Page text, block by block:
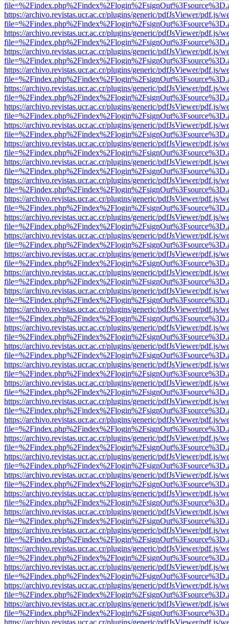
https://archivo.revistas.ucr.ac.cr/plugins/generic/pdfJsViewer/pdf.js/
https://archivo.revistas.ucr.ac.cr/plugins/generic/pdfJsViewer/pdf.js/
https://archivo.revistas.ucr.ac.cr/plugins/generic/pdfJsViewer/pdf.js/
https://archivo.revistas.ucr.ac.cr/plugins/generic/pdfJsViewer/pdf.js/
https://archivo.revistas.ucr.ac.cr/plugins/generic/pdfJsViewer/pdf.js/
https://archivo.revistas.ucr.ac.cr/plugins/generic/pdfJsViewer/pdf.js/
https://archivo.revistas.ucr.ac.cr/plugins/generic/pdfJsViewer/pdf.js/
https://archivo.revistas.ucr.ac.cr/plugins/generic/pdfJsViewer/pdf.js/
https://archivo.revistas.ucr.ac.cr/plugins/generic/pdfJsViewer/pdf.js/
https://archivo.revistas.ucr.ac.cr/plugins/generic/pdfJsViewer/pdf.js/
https://archivo.revistas.ucr.ac.cr/plugins/generic/pdfJsViewer/pdf.js/
https://archivo.revistas.ucr.ac.cr/plugins/generic/pdfJsViewer/pdf.js/
https://archivo.revistas.ucr.ac.cr/plugins/generic/pdfJsViewer/pdf.js/
https://archivo.revistas.ucr.ac.cr/plugins/generic/pdfJsViewer/pdf.js/
https://archivo.revistas.ucr.ac.cr/plugins/generic/pdfJsViewer/pdf.js/
https://archivo.revistas.ucr.ac.cr/plugins/generic/pdfJsViewer/pdf.js/
https://archivo.revistas.ucr.ac.cr/plugins/generic/pdfJsViewer/pdf.js/
https://archivo.revistas.ucr.ac.cr/plugins/generic/pdfJsViewer/pdf.js/
https://archivo.revistas.ucr.ac.cr/plugins/generic/pdfJsViewer/pdf.js/
https://archivo.revistas.ucr.ac.cr/plugins/generic/pdfJsViewer/pdf.js/
https://archivo.revistas.ucr.ac.cr/plugins/generic/pdfJsViewer/pdf.js/
https://archivo.revistas.ucr.ac.cr/plugins/generic/pdfJsViewer/pdf.js/
https://archivo.revistas.ucr.ac.cr/plugins/generic/pdfJsViewer/pdf.js/
https://archivo.revistas.ucr.ac.cr/plugins/generic/pdfJsViewer/pdf.js/
https://archivo.revistas.ucr.ac.cr/plugins/generic/pdfJsViewer/pdf.js/
https://archivo.revistas.ucr.ac.cr/plugins/generic/pdfJsViewer/pdf.js/
https://archivo.revistas.ucr.ac.cr/plugins/generic/pdfJsViewer/pdf.js/
https://archivo.revistas.ucr.ac.cr/plugins/generic/pdfJsViewer/pdf.js/
https://archivo.revistas.ucr.ac.cr/plugins/generic/pdfJsViewer/pdf.js/
https://archivo.revistas.ucr.ac.cr/plugins/generic/pdfJsViewer/pdf.js/
https://archivo.revistas.ucr.ac.cr/plugins/generic/pdfJsViewer/pdf.js/
https://archivo.revistas.ucr.ac.cr/plugins/generic/pdfJsViewer/pdf.js/
https://archivo.revistas.ucr.ac.cr/plugins/generic/pdfJsViewer/pdf.js/
https://archivo.revistas.ucr.ac.cr/plugins/generic/pdfJsViewer/pdf.js/